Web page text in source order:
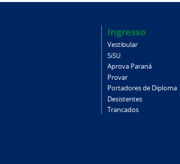
Ingresso
Vestibular
SiSU
Aprova Paraná
Provar
Portadores de Diploma
Desistentes
Trancados